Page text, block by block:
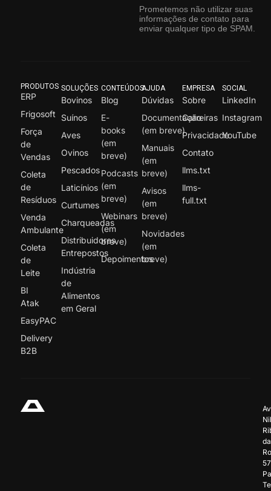
Prometemos não utilizar suas
informações de contato para
enviar qualquer tipo de SPAM.
PRODUTOS
ERP
Frigosoft
Força
de
Vendas
Coleta
de
Resíduos
Venda
Ambulante
Coleta
de
Leite
BI
Atak
EasyPAC
Delivery
B2B
SOLUÇÕES
Bovinos
Suínos
Aves
Ovinos
Pescados
Laticínios
Curtumes
Charqueadas
Distribuidores
Entrepostos
Indústria
de
Alimentos
em Geral
CONTEÚDOS
Blog
E-
books
(em
breve)
Podcasts
(em
breve)
Webinars
(em
breve)
Depoimentos
AJUDA
Dúvidas
Documentação
(em breve)
Manuais
(em
breve)
Avisos
(em
breve)
Novidades
(em
breve)
EMPRESA
Sobre
Carreiras
Privacidade
Contato
llms.txt
llms-
full.txt
SOCIAL
LinkedIn
Instagram
YouTube
da